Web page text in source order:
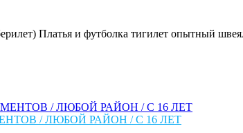
Платья и футболка тигилет опытный
/ ЛЮБОЙ РАЙОН / С 16 ЛЕТ